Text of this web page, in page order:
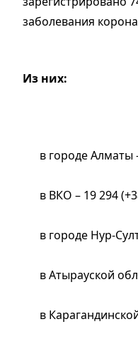
заболевания
Из них:
в городе Алматы
в ВКО – 19 294
в городе Нур-
в Атырауской
в